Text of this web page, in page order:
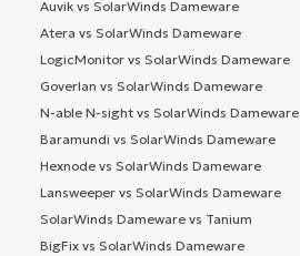
Auvik vs SolarWinds Dameware
Atera vs SolarWinds Dameware
LogicMonitor vs SolarWinds Dameware
Goverlan vs SolarWinds Dameware
N-able N-sight vs SolarWinds Dameware
Baramundi vs SolarWinds Dameware
Hexnode vs SolarWinds Dameware
Lansweeper vs SolarWinds Dameware
SolarWinds Dameware vs Tanium
BigFix vs SolarWinds Dameware